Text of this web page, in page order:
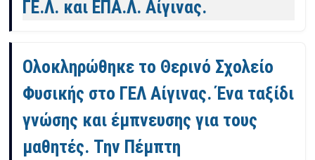
ΓΕ.Λ. και ΕΠΑ.Λ. Αίγινας.
Ολοκληρώθηκε το Θερινό Σχολείο
Φυσικής στο ΓΕΛ Αίγινας. Ένα ταξίδι
γνώσης και έμπνευσης για τους
μαθητές. Την Πέμπτη